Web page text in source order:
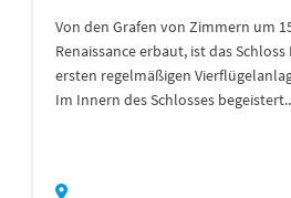
Von den Grafen von Zimmern um
Renaissance erbaut, ist das
ersten regelmäßigen
Im Innern des Schlosses